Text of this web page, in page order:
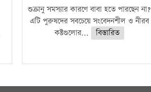
শুক্রানু সমস্যার কারণে বাবা হতে পারছেন না?
এটি পুরুষদের সবচেয়ে সংবেদনশীল ও নীরব
কষ্টগুলোর...
বিস্তারিত